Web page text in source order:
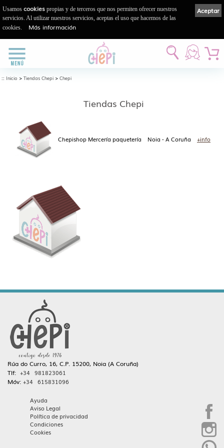
:: Inicio > Tiendas Chepi > Chepi
Tiendas Chepi
Chepishop Mercería paquetería Noia - A Coruña +info
Rúa do Curro, 16, C.P. 15200, Noia (A Coruña)
Tlf: +34 981823061
Móv: +34 615831096
Ayuda
Aviso Legal
Política de privacidad
Condiciones
Cookies
Aceptar
Usamos cookies propias y de terceros que nos permiten ofrecer nuestros
servicios. Al utilizar nuestros servicios, aceptas el uso que hacemos de las
cookies.
Más información